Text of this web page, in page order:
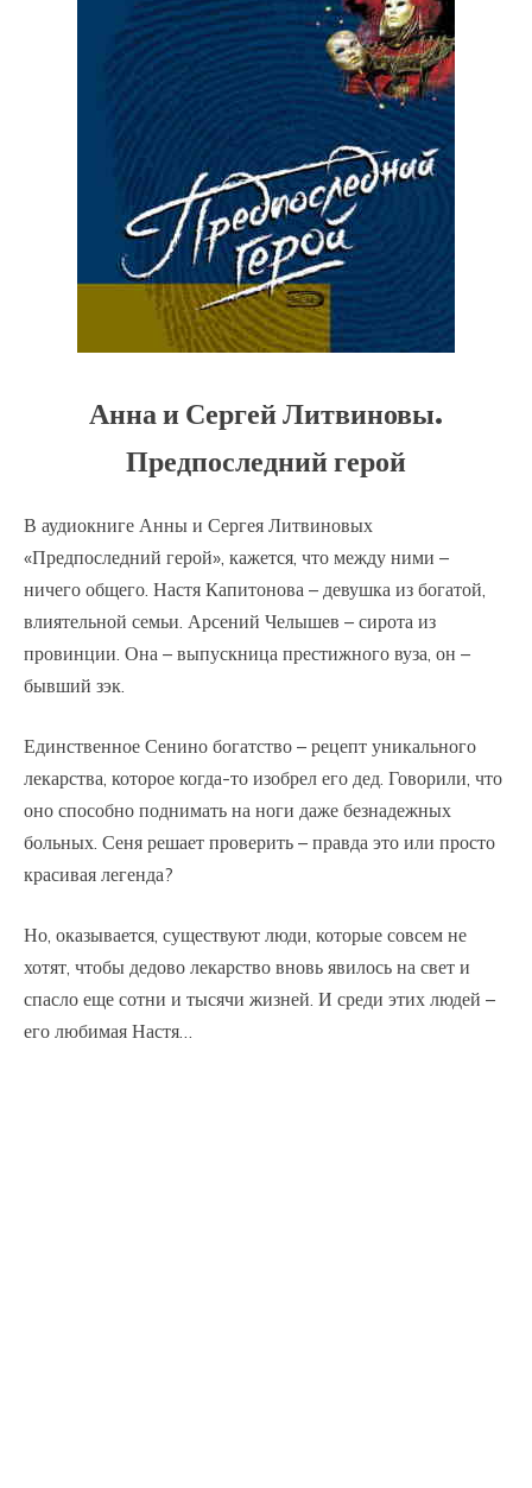
Анна и Сергей Литвиновы.
Предпоследний герой
В аудиокниге Анны и Сергея Литвиновых
«Предпоследний герой», кажется, что между ними –
ничего общего. Настя Капитонова – девушка из богатой,
влиятельной семьи. Арсений Челышев – сирота из
провинции. Она – выпускница престижного вуза, он –
бывший зэк.
Единственное Сенино богатство – рецепт уникального
лекарства, которое когда-то изобрел его дед. Говорили, что
оно способно поднимать на ноги даже безнадежных
больных. Сеня решает проверить – правда это или просто
красивая легенда?
Но, оказывается, существуют люди, которые совсем не
хотят, чтобы дедово лекарство вновь явилось на свет и
спасло еще сотни и тысячи жизней. И среди этих людей –
его любимая Настя…